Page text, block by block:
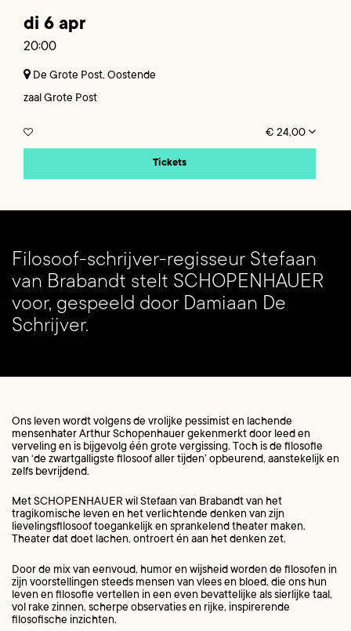
di 6 apr
20:00
De Grote Post, Oostende
zaal Grote Post
€ 24,00
Tickets
Filosoof-schrijver-regisseur Stefaan
van Brabandt stelt SCHOPENHAUER
voor, gespeeld door Damiaan De
Schrijver.
Ons leven wordt volgens de vrolijke pessimist en lachende
mensenhater Arthur Schopenhauer gekenmerkt door leed en
verveling en is bijgevolg één grote vergissing. Toch is de filosofie
van ‘de zwartgalligste filosoof aller tijden’ opbeurend, aanstekelijk en
zelfs bevrijdend.
Met SCHOPENHAUER wil Stefaan van Brabandt van het
tragikomische leven en het verlichtende denken van zijn
lievelingsfilosoof toegankelijk en sprankelend theater maken.
Theater dat doet lachen, ontroert én aan het denken zet.
Door de mix van eenvoud, humor en wijsheid worden de filosofen in
zijn voorstellingen steeds mensen van vlees en bloed, die ons hun
leven en filosofie vertellen in een even bevattelijke als sierlijke taal,
vol rake zinnen, scherpe observaties en rijke, inspirerende
filosofische inzichten.